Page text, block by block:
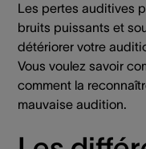
Les pertes auditives
bruits puissants et
détériorer votre
Vous voulez savoir
comment la
mauvaise audition.